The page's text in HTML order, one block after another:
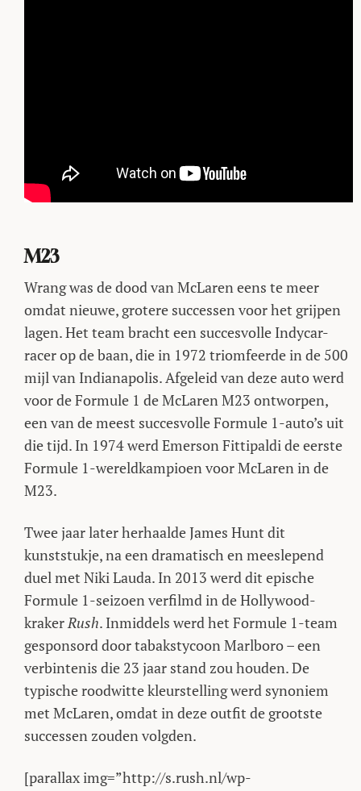
M23
Wrang was de dood van McLaren eens te meer
omdat nieuwe, grotere successen voor het grijpen
lagen. Het team bracht een succesvolle Indycar-
racer op de baan, die in 1972 triomfeerde in de 500
mijl van Indianapolis. Afgeleid van deze auto werd
voor de Formule 1 de McLaren M23 ontworpen,
een van de meest succesvolle Formule 1-auto’s uit
die tijd. In 1974 werd Emerson Fittipaldi de eerste
Formule 1-wereldkampioen voor McLaren in de
M23.
Twee jaar later herhaalde James Hunt dit
kunststukje, na een dramatisch en meeslepend
duel met Niki Lauda. In 2013 werd dit epische
Formule 1-seizoen verfilmd in de Hollywood-
krakerRush. Inmiddels werd het Formule 1-team
gesponsord door tabakstycoon Marlboro – een
verbintenis die 23 jaar stand zou houden. De
typische roodwitte kleurstelling werd synoniem
met McLaren, omdat in deze outfit de grootste
successen zouden volgden.
[parallax img=”http://s.rush.nl/wp-